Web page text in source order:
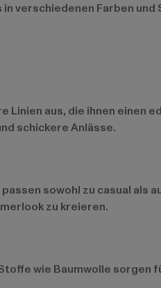
verschiedenen Farben und
aus, die ihnen einen
schickere Anlässe.
sowohl zu casual als
zu kreieren.
wie Baumwolle sorgen